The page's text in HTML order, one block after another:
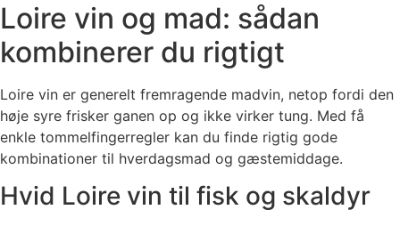
Loire vin og mad: sådan
kombinerer du rigtigt
Loire vin er generelt fremragende madvin, netop fordi den
høje syre frisker ganen op og ikke virker tung. Med få
enkle tommelfingerregler kan du finde rigtig gode
kombinationer til hverdagsmad og gæstemiddage.
Hvid Loire vin til fisk og skaldyr